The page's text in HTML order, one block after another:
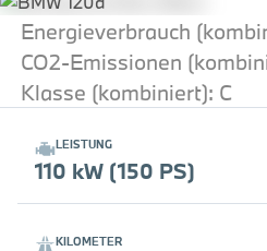
Energieverbrauch
CO2-Emissionen
Klasse (kombiniert): C
LEISTUNG
110 kW (150 PS)
KILOMETER